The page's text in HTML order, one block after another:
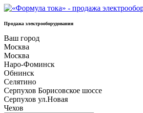
Продажа электрооборудования
Ваш город
Москва
Москва
Наро-Фоминск
Обнинск
Селятино
Серпухов Борисовское шоссе
Серпухов ул.Новая
Чехов